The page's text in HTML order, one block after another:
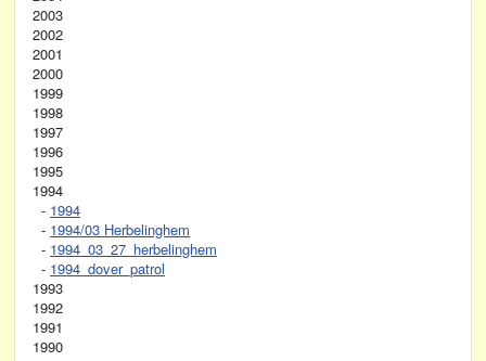
2003
2002
2001
2000
1999
1998
1997
1996
1995
1994
- 1994
- 1994/03 Herbelinghem
- 1994_03_27_herbelinghem
- 1994_dover_patrol
1993
1992
1991
1990